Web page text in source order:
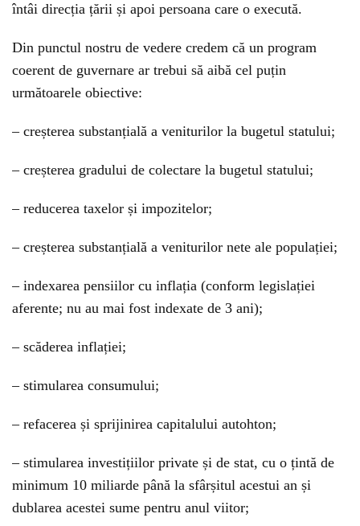
întâi direcția țării și apoi persoana care o execută.
Din punctul nostru de vedere credem că un program
coerent de guvernare ar trebui să aibă cel puțin
următoarele obiective:
– creșterea substanțială a veniturilor la bugetul statului;
– creșterea gradului de colectare la bugetul statului;
– reducerea taxelor și impozitelor;
– creșterea substanțială a veniturilor nete ale populației;
– indexarea pensiilor cu inflația (conform legislației
aferente; nu au mai fost indexate de 3 ani);
– scăderea inflației;
– stimularea consumului;
– refacerea și sprijinirea capitalului autohton;
– stimularea investițiilor private și de stat, cu o țintă de
minimum 10 miliarde până la sfârșitul acestui an și
dublarea acestei sume pentru anul viitor;